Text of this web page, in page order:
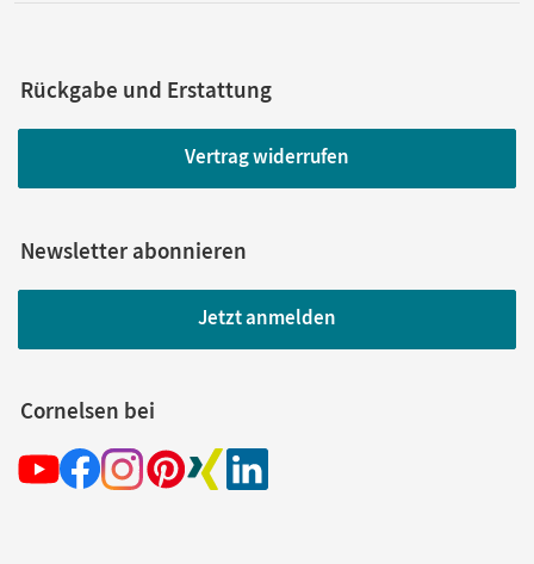
Rückgabe und Erstattung
Vertrag widerrufen
Newsletter abonnieren
Jetzt anmelden
Cornelsen bei